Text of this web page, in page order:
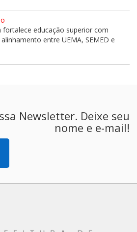
fortalece educação superior com
entre UEMA, SEMED e
Newsletter. Deixe seu
nome e e-mail!